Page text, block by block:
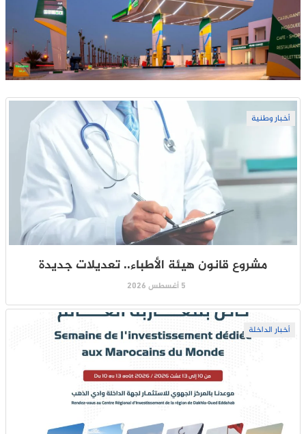
أخبار وطنية
مشروع قانون هيئة الأطباء.. تعديلات جديدة
5 أغسطس 2026
أخبار الداخلة